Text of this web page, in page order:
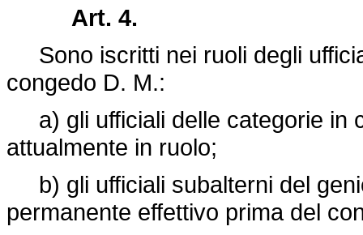
Art. 4.
Sono iscritti nei ruoli degli
congedo D. M.:
a) gli ufficiali delle categorie in
attualmente in ruolo;
b) gli ufficiali subalterni del
permanente effettivo prima del